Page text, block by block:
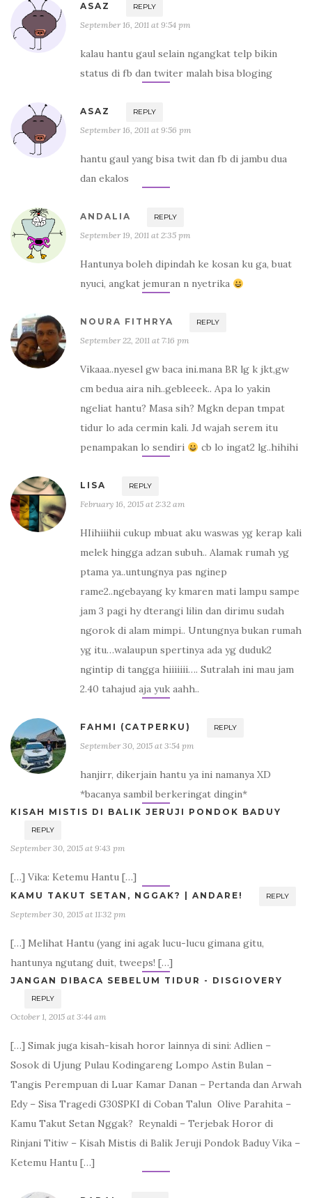
ASAZ REPLY
September 16, 2011 at 9:54 pm
kalau hantu gaul selain ngangkat telp bikin
status di fb dan twiter malah bisa bloging
ASAZ REPLY
September 16, 2011 at 9:56 pm
hantu gaul yang bisa twit dan fb di jambu dua
dan ekalos
ANDALIA REPLY
September 19, 2011 at 2:35 pm
Hantunya boleh dipindah ke kosan ku ga, buat
nyuci, angkat jemuran n nyetrika
NOURA FITHRYA REPLY
September 22, 2011 at 7:16 pm
Vikaaa..nyesel gw baca ini.mana BR lg k jkt,gw
cm bedua aira nih..gebleeek.. Apa lo yakin
ngeliat hantu? Masa sih? Mgkn depan tmpat
tidur lo ada cermin kali. Jd wajah serem itu
penampakan lo sendiri
cb lo ingat2 lg..hihihi
LISA REPLY
February 16, 2015 at 2:32 am
HIihiiihii cukup mbuat aku waswas yg kerap kali
melek hingga adzan subuh.. Alamak rumah yg
ptama ya..untungnya pas nginep
rame2..ngebayang ky kmaren mati lampu sampe
jam 3 pagi hy dterangi lilin dan dirimu sudah
ngorok di alam mimpi.. Untungnya bukan rumah
yg itu…walaupun spertinya ada yg duduk2
ngintip di tangga hiiiiiii…. Sutralah ini mau jam
2.40 tahajud aja yuk aahh..
FAHMI (CATPERKU) REPLY
September 30, 2015 at 3:54 pm
hanjirr, dikerjain hantu ya ini namanya XD
*bacanya sambil berkeringat dingin*
KISAH MISTIS DI BALIK JERUJI PONDOK BADUY
REPLY
September 30, 2015 at 9:43 pm
[…] Vika: Ketemu Hantu […]
KAMU TAKUT SETAN, NGGAK? | ANDARE! REPLY
September 30, 2015 at 11:32 pm
[…] Melihat Hantu (yang ini agak lucu-lucu gimana gitu,
hantunya ngutang duit, tweeps! […]
JANGAN DIBACA SEBELUM TIDUR - DISGIOVERY
REPLY
October 1, 2015 at 3:44 am
[…] Simak juga kisah-kisah horor lainnya di sini: Adlien –
Sosok di Ujung Pulau Kodingareng Lompo Astin Bulan –
Tangis Perempuan di Luar Kamar Danan – Pertanda dan Arwah
Edy – Sisa Tragedi G30SPKI di Coban Talun Olive Parahita –
Kamu Takut Setan Nggak? Reynaldi – Terjebak Horor di
Rinjani Titiw – Kisah Mistis di Balik Jeruji Pondok Baduy Vika –
Ketemu Hantu […]